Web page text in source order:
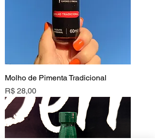
Molho de Pimenta Tradicional
Preço
R$ 28,00